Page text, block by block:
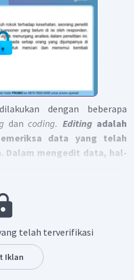
dengan beberapa
dancoding. Editingadalah
data yang telah
Dalam mengedit data, hal-
kelengkapan,
oleh peneliti
data, dan
yang diajukan dalam
data.
telah terverifikasi
Iklan